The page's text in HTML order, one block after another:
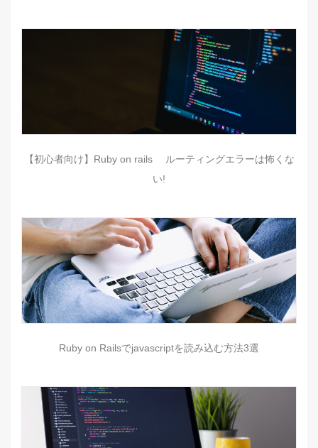
【初心者向け】Ruby on rails ルーティングエラーは怖くな
い!
Ruby on Railsでjavascriptを読み込む方法3選